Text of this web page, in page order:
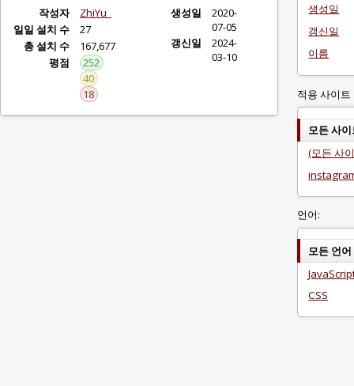
작성자
ZhiYu_
일일 설치 수
27
총 설치 수
167,677
평점
252
40
18
생성일
2020-
07-05
갱신일
2024-
03-10
생성일
갱신일
이름
적용 사이트
모든 사
(모든 사
언어:
모든 언어
CSS